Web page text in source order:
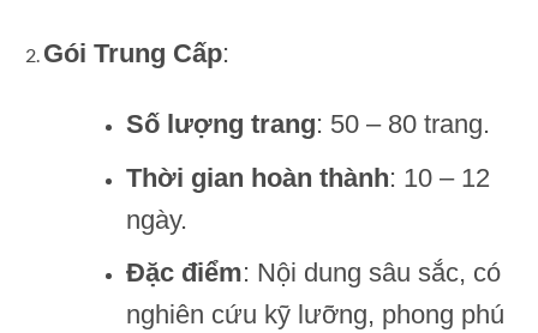
Gói Trung Cấp:
Số lượng trang: 50 – 80 trang.
Thời gian hoàn thành: 10 – 12
ngày.
Đặc điểm: Nội dung sâu sắc, có
nghiên cứu kỹ lưỡng, phong phú